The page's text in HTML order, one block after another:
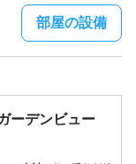
部屋の設備
ーデンビュー